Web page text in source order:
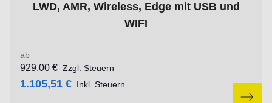
LWD, AMR, Wireless, Edge mit USB und
WIFI
ab
1.105,51 € Inkl. Steuern
929,00 € Zzgl. Steuern